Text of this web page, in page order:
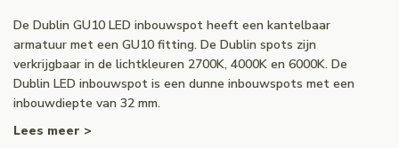
De Dublin GU10 LED inbouwspot heeft een kantelbaar
armatuur met een GU10 fitting. De Dublin spots zijn
verkrijgbaar in de lichtkleuren 2700K, 4000K en 6000K. De
Dublin LED inbouwspot is een dunne inbouwspots met een
inbouwdiepte van 32 mm.
Lees meer >